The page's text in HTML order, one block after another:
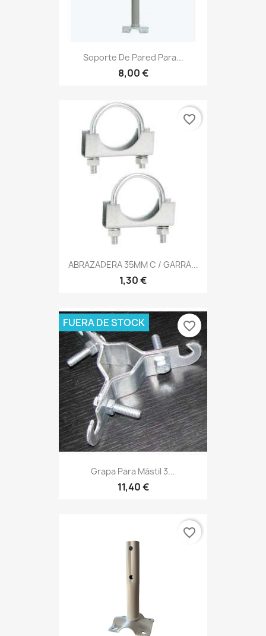
Soporte De Pared Para...
8,00 €
ABRAZADERA 35MM C / GARRA...
1,30 €
favorite_border
Grapa Para Mástil 3...
11,40 €
FUERA DE STOCK favorite_border
favorite_border